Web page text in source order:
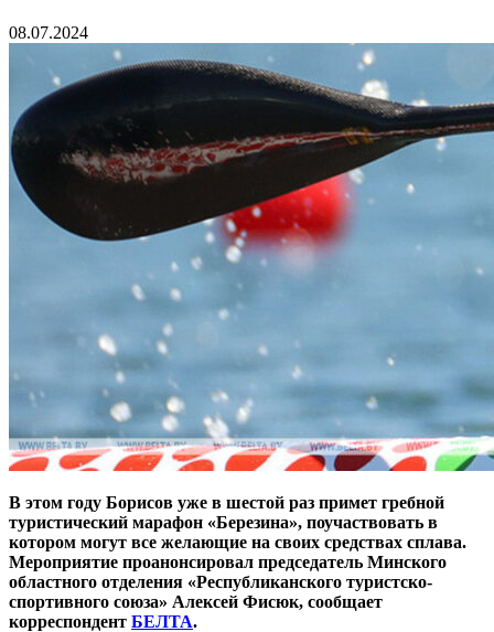
08.07.2024
В этом году Борисов уже в шестой раз примет гребной
туристический марафон «Березина», поучаствовать в
котором могут все желающие на своих средствах сплава.
Мероприятие проанонсировал председатель Минского
областного отделения «Республиканского туристско-
спортивного союза» Алексей Фисюк, сообщает
корреспондент БЕЛТА.